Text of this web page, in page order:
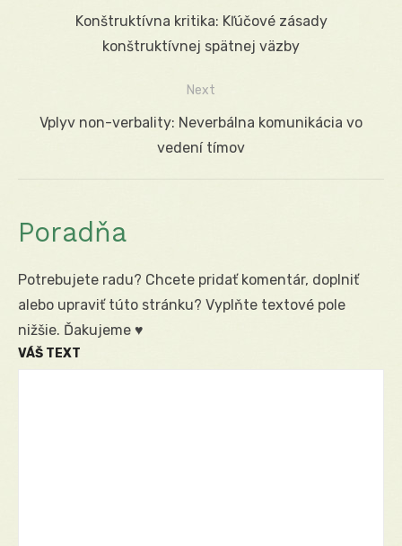
Navigácia
PreviousKonštruktívna kritika: Kľúčové zásady
konštruktívnej spätnej väzby
Next
Next
Vplyv non-verbality: Neverbálna komunikácia vo
vedení tímov
Poradňa
Potrebujete radu? Chcete pridať komentár, doplniť
alebo upraviť túto stránku? Vyplňte textové pole
nižšie. Ďakujeme ♥
VÁŠ TEXT